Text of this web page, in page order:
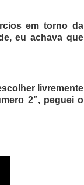
em torno da
eu achava que
livremente
2”, peguei o